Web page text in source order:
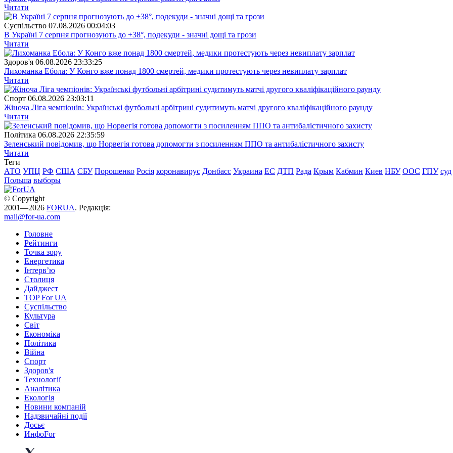
Читати
Суспiльство 07.08.2026 00:04:03
В Україні 7 серпня прогнозують до +38°, подекуди - значні дощі та грози
Читати
Здоров'я 06.08.2026 23:33:25
Лихоманка Ебола: У Конго вже понад 1800 смертей, медики протестують через невиплату зарплат
Читати
Спорт 06.08.2026 23:03:11
Жіноча Ліга чемпіонів: Українські футбольні арбітрині судитимуть матчі другого кваліфікаційного раунду
Читати
Полiтика 06.08.2026 22:35:59
Зеленський повідомив, що Норвегія готова допомогти з посиленням ППО та антибалістичного захисту
Читати
Теги
АТО УПЦ РФ США СБУ Порошенко Росія коронавирус Донбасс Украина ЕС ДТП Рада Крым Кабмин Киев НБУ ООС ГПУ суд
Польша выборы
© Copyright
2001—2026 FORUA. Редакція:
mail@for-ua.com
Головне
Рейтинги
Точка зору
Енергетика
Інтерв’ю
Столиця
Дайджест
TOP For UA
Суспiльство
Культура
Світ
Економіка
Політика
Війна
Спорт
Здоров'я
Технології
Аналітика
Екологія
Новини компаній
Надзвичайні події
Досьє
ИнфоFor